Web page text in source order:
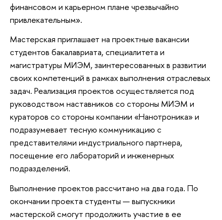
финансовом и карьерном плане чрезвычайно
привлекательным».
Мастерская приглашает на проектные вакансии
студентов бакалавриата, специалитета и
магистратуры МИЭМ, заинтересованных в развитии
своих компетенций в рамках выполнения отраслевых
задач. Реализация проектов осуществляется под
руководством наставников со стороны МИЭМ и
кураторов со стороны компании «Нанотроника» и
подразумевает тесную коммуникацию с
представителями индустриального партнера,
посещение его лабораторий и инженерных
подразделений.
Выполнение проектов рассчитано на два года. По
окончании проекта студенты — выпускники
мастерской смогут продолжить участие в ее